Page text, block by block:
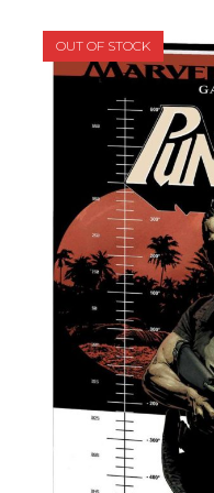
OUT OF STOCK